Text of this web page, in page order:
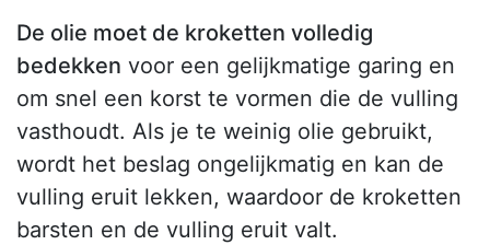
De olie moet de kroketten volledig
bedekken voor een gelijkmatige garing en
om snel een korst te vormen die de vulling
vasthoudt. Als je te weinig olie gebruikt,
wordt het beslag ongelijkmatig en kan de
vulling eruit lekken, waardoor de kroketten
barsten en de vulling eruit valt.